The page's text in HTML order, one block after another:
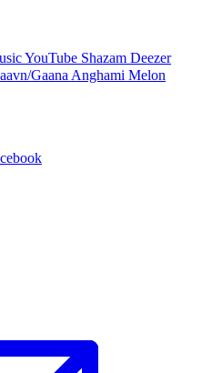
YouTube Shazam Deezer
Gaana Anghami Melon